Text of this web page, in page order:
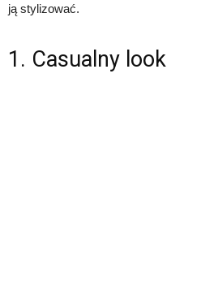
ją stylizować.
1. Casualny look